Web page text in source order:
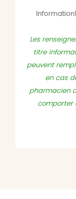
Les
titre
peuvent
en cas
pharmacien
comporter